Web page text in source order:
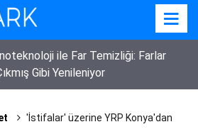
Annesi Kadın Vefat Etti
'İstifalar' üzerine YRP Konya'dan